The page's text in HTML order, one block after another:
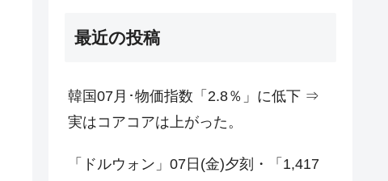
最近の投稿
韓国07月･物価指数「2.8％」に低下 ⇒
実はコアコアは上がった。
「ドルウォン」07日(金)夕刻・「1,417